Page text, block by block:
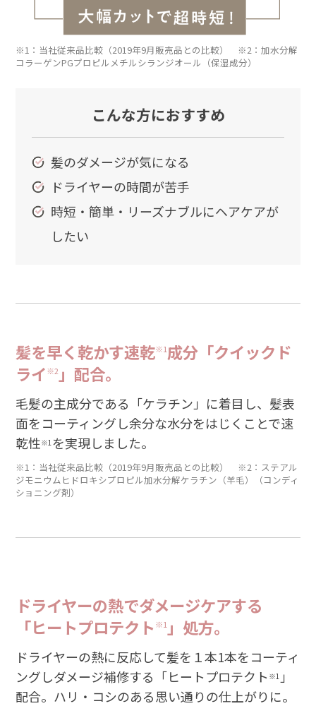
※1：当社従来品比較（2019年9月販売品との比較） ※2：加水分解
コラーゲンPGプロピルメチルシランジオール（保湿成分）
こんな方におすすめ
髪のダメージが気になる
ドライヤーの時間が苦手
時短・簡単・リーズナブルにヘアケアが
したい
髪を早く乾かす速乾※1成分「クイックド
ライ※2 」配合。
毛髪の主成分である「ケラチン」に着目し、髪表
面をコーティングし余分な水分をはじくことで速
乾性※1 を実現しました。
※1：当社従来品比較（2019年9月販売品との比較） ※2：ステアル
ジモニウムヒドロキシプロピル加水分解ケラチン（羊毛）（コンディ
ショニング剤）
ドライヤーの熱でダメージケアする
「ヒートプロテクト ※1」処方。
ドライヤーの熱に反応して髪を１本1本をコーティ
ングしダメージ補修する「ヒートプロテクト ※1 」
配合。ハリ・コシのある思い通りの仕上がりに。